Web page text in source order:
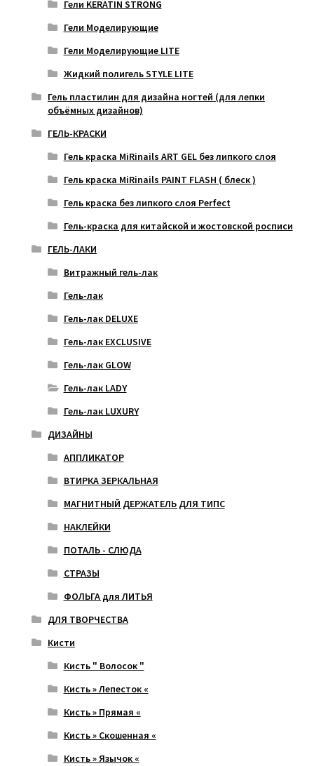
Гели KERATIN STRONG
Гели Моделирующие
Гели Моделирующие LITE
Жидкий полигель STYLE LITE
Гель пластилин для дизайна ногтей (для лепки
объёмных дизайнов)
ГЕЛЬ-КРАСКИ
Гель краска MiRinails ART GEL без липкого слоя
Гель краска MiRinails PAINT FLASH ( блеск )
Гель краска без липкого слоя Perfect
Гель-краска для китайской и жостовской росписи
ГЕЛЬ-ЛАКИ
Витражный гель-лак
Гель-лак
Гель-лак DELUXE
Гель-лак EXCLUSIVE
Гель-лак GLOW
Гель-лак LADY
Гель-лак LUXURY
ДИЗАЙНЫ
АППЛИКАТОР
ВТИРКА ЗЕРКАЛЬНАЯ
МАГНИТНЫЙ ДЕРЖАТЕЛЬ ДЛЯ ТИПС
НАКЛЕЙКИ
ПОТАЛЬ - СЛЮДА
СТРАЗЫ
ФОЛЬГА для ЛИТЬЯ
ДЛЯ ТВОРЧЕСТВА
Кисти
Кисть " Волосок "
Кисть » Лепесток «
Кисть » Прямая «
Кисть » Скошенная «
Кисть » Язычок «